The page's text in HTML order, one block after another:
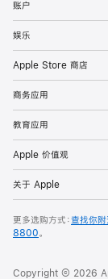
账户
娱乐
Apple Store 商店
商务应用
教育应用
Apple 价值观
关于 Apple
更多选购方式：查找你
8800。
Copyright © 2026